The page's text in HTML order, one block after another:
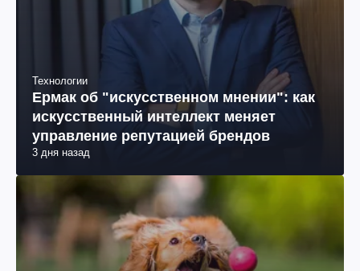
Технологии
Ермак об "искусственном мнении": как
искусственный интеллект меняет
управление репутацией брендов
3 дня назад